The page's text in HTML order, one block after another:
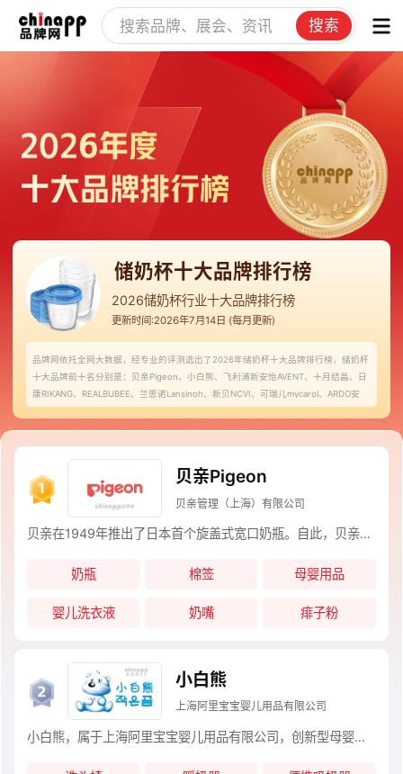
搜索
储奶杯十大品牌排行榜
2026储奶杯行业十大品牌排行榜
更新时间:2026年7月14日 (每月更新)
品牌网依托全网大数据，经专业的评测选出了2026年储奶杯十大品牌排行榜，储奶杯
十大品牌前十名分别是：贝亲Pigeon、小白熊、飞利浦新安怡AVENT、十月结晶、日
康RIKANG、REALBUBEE、兰思诺Lansinoh、新贝NCVI、可瑞儿mycarol、ARDO安
单可供您作为选购参考，您可以多比较，选择自己满意的品牌！
贝亲Pigeon
贝亲管理（上海）有限公司
贝亲在1949年推出了日本首个旋盖式宽口奶瓶。自此，贝亲正式踏上了母婴用品研发升级的新征程，且不曾停歇。如今，贝亲已成为名副其实的全球母婴用品专家，产品热销全球多个国家与地区。不忘初心，展望未来，为了成为全世界宝宝和家庭最信赖的母婴用品品牌，贝亲将继续追求卓越，砥砺前行。
奶瓶 棉签 母婴用品
婴儿洗衣液 奶嘴 痱子粉
小白熊
上海阿里宝宝婴儿用品有限公司
小白熊，属于上海阿里宝宝婴儿用品有限公司，创新型母婴电器及用品提供商，专注于提供优质的母婴电器和用品，集系列婴童类产品的研发、设计、制造、销售、经营于一体的高新技术企业。